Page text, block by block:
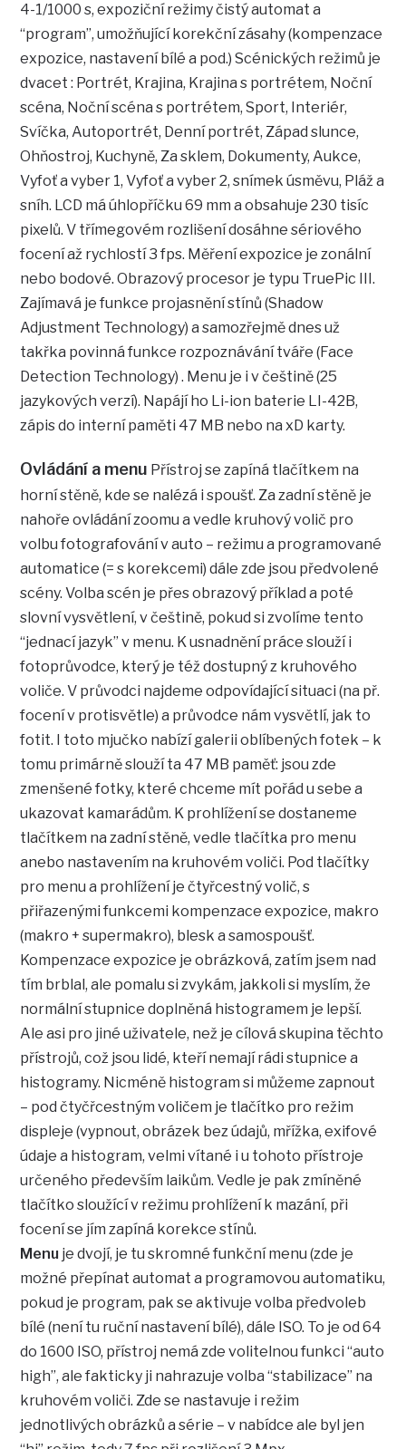
4-1/1000 s, expoziční režimy čistý automat a
“program”, umožňující korekční zásahy (kompenzace
expozice, nastavení bílé a pod.) Scénických režimů je
dvacet : Portrét, Krajina, Krajina s portrétem, Noční
scéna, Noční scéna s portrétem, Sport, Interiér,
Svíčka, Autoportrét, Denní portrét, Západ slunce,
Ohňostroj, Kuchyně, Za sklem, Dokumenty, Aukce,
Vyfoť a vyber 1, Vyfoť a vyber 2, snímek úsměvu, Pláž a
sníh. LCD má úhlopříčku 69 mm a obsahuje 230 tisíc
pixelů. V třímegovém rozlišení dosáhne sériového
focení až rychlostí 3 fps. Měření expozice je zonální
nebo bodové. Obrazový procesor je typu TruePic III.
Zajímavá je funkce projasnění stínů (Shadow
Adjustment Technology) a samozřejmě dnes už
takřka povinná funkce rozpoznávání tváře (Face
Detection Technology) . Menu je i v češtině (25
jazykových verzí). Napájí ho Li-ion baterie LI-42B,
zápis do interní paměti 47 MB nebo na xD karty.
Ovládání a menu Přístroj se zapíná tlačítkem na
horní stěně, kde se nalézá i spoušť. Za zadní stěně je
nahoře ovládání zoomu a vedle kruhový volič pro
volbu fotografování v auto – režimu a programované
automatice (= s korekcemi) dále zde jsou předvolené
scény. Volba scén je přes obrazový příklad a poté
slovní vysvětlení, v češtině, pokud si zvolíme tento
“jednací jazyk” v menu. K usnadnění práce slouží i
fotoprůvodce, který je též dostupný z kruhového
voliče. V průvodci najdeme odpovídající situaci (na př.
focení v protisvětle) a průvodce nám vysvětlí, jak to
fotit. I toto mjučko nabízí galerii oblíbených fotek – k
tomu primárně slouží ta 47 MB paměť: jsou zde
zmenšené fotky, které chceme mít pořád u sebe a
ukazovat kamarádům. K prohlížení se dostaneme
tlačítkem na zadní stěně, vedle tlačítka pro menu
anebo nastavením na kruhovém voliči. Pod tlačítky
pro menu a prohlížení je čtyřcestný volič, s
přiřazenými funkcemi kompenzace expozice, makro
(makro + supermakro), blesk a samospoušť.
Kompenzace expozice je obrázková, zatím jsem nad
tím brblal, ale pomalu si zvykám, jakkoli si myslím, že
normální stupnice doplněná histogramem je lepší.
Ale asi pro jiné uživatele, než je cílová skupina těchto
přístrojů, což jsou lidé, kteří nemají rádi stupnice a
histogramy. Nicméně histogram si můžeme zapnout
– pod čtyčřcestným voličem je tlačítko pro režim
displeje (vypnout, obrázek bez údajů, mřížka, exifové
údaje a histogram, velmi vítané i u tohoto přístroje
určeného především laikům. Vedle je pak zmíněné
tlačítko sloužící v režimu prohlížení k mazání, při
focení se jím zapíná korekce stínů.
Menu je dvojí, je tu skromné funkční menu (zde je
možné přepínat automat a programovou automatiku,
pokud je program, pak se aktivuje volba předvoleb
bílé (není tu ruční nastavení bílé), dále ISO. To je od 64
do 1600 ISO, přístroj nemá zde volitelnou funkci “auto
high”, ale fakticky ji nahrazuje volba “stabilizace” na
kruhovém voliči. Zde se nastavuje i režim
jednotlivých obrázků a série – v nabídce ale byl jen